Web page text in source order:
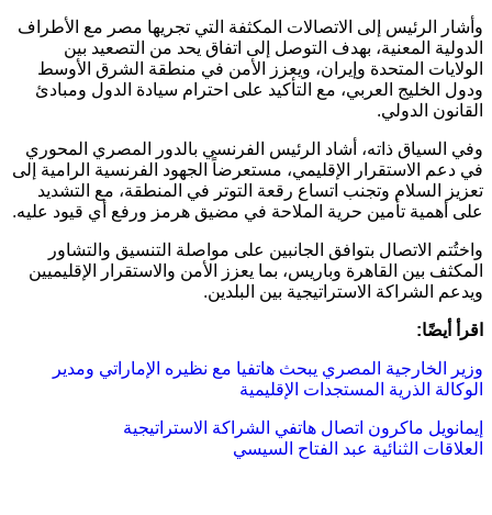
وأشار الرئيس إلى الاتصالات المكثفة التي تجريها مصر مع الأطراف
الدولية المعنية، بهدف التوصل إلى اتفاق يحد من التصعيد بين
الولايات المتحدة وإيران، ويعزز الأمن في منطقة الشرق الأوسط
ودول الخليج العربي، مع التأكيد على احترام سيادة الدول ومبادئ
القانون الدولي.
وفي السياق ذاته، أشاد الرئيس الفرنسي بالدور المصري المحوري
في دعم الاستقرار الإقليمي، مستعرضاً الجهود الفرنسية الرامية إلى
تعزيز السلام وتجنب اتساع رقعة التوتر في المنطقة، مع التشديد
على أهمية تأمين حرية الملاحة في مضيق هرمز ورفع أي قيود عليه.
واختُتم الاتصال بتوافق الجانبين على مواصلة التنسيق والتشاور
المكثف بين القاهرة وباريس، بما يعزز الأمن والاستقرار الإقليميين
ويدعم الشراكة الاستراتيجية بين البلدين.
اقرأ أيضًا:
وزير الخارجية المصري يبحث هاتفيا مع نظيره الإماراتي ومدير
الوكالة الذرية المستجدات الإقليمية
إيمانويل ماكرون اتصال هاتفي الشراكة الاستراتيجية
العلاقات الثنائية عبد الفتاح السيسي